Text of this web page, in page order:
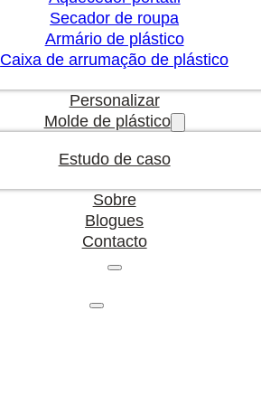
Secador de roupa
Armário de plástico
Caixa de arrumação de plástico
Personalizar
Molde de plástico
Estudo de caso
Sobre
Blogues
Contacto